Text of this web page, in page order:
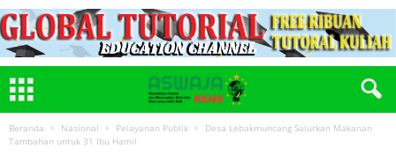
Beranda Nasional Pelayanan Publik
Desa Lebakmuncang Salurkan Makanan
Tambahan untuk 31 Ibu Hamil